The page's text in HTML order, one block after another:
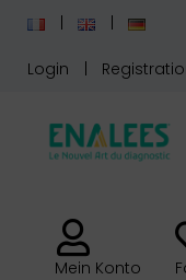
Login
Mein Konto